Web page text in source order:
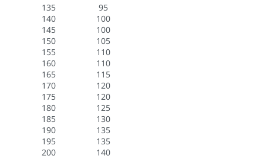
135
95
140
100
145
100
150
105
155
110
160
110
165
115
170
120
175
120
180
125
185
130
190
135
195
135
200
140